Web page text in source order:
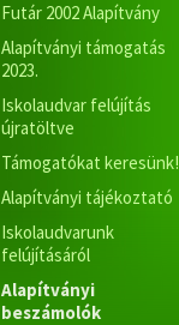
Futár 2002 Alapítvány
Alapítványi támogatás
2023.
Iskolaudvar felújítás
újratöltve
Támogatókat keresünk!
Alapítványi tájékoztató
Iskolaudvarunk
felújításáról
Alapítványi
beszámolók